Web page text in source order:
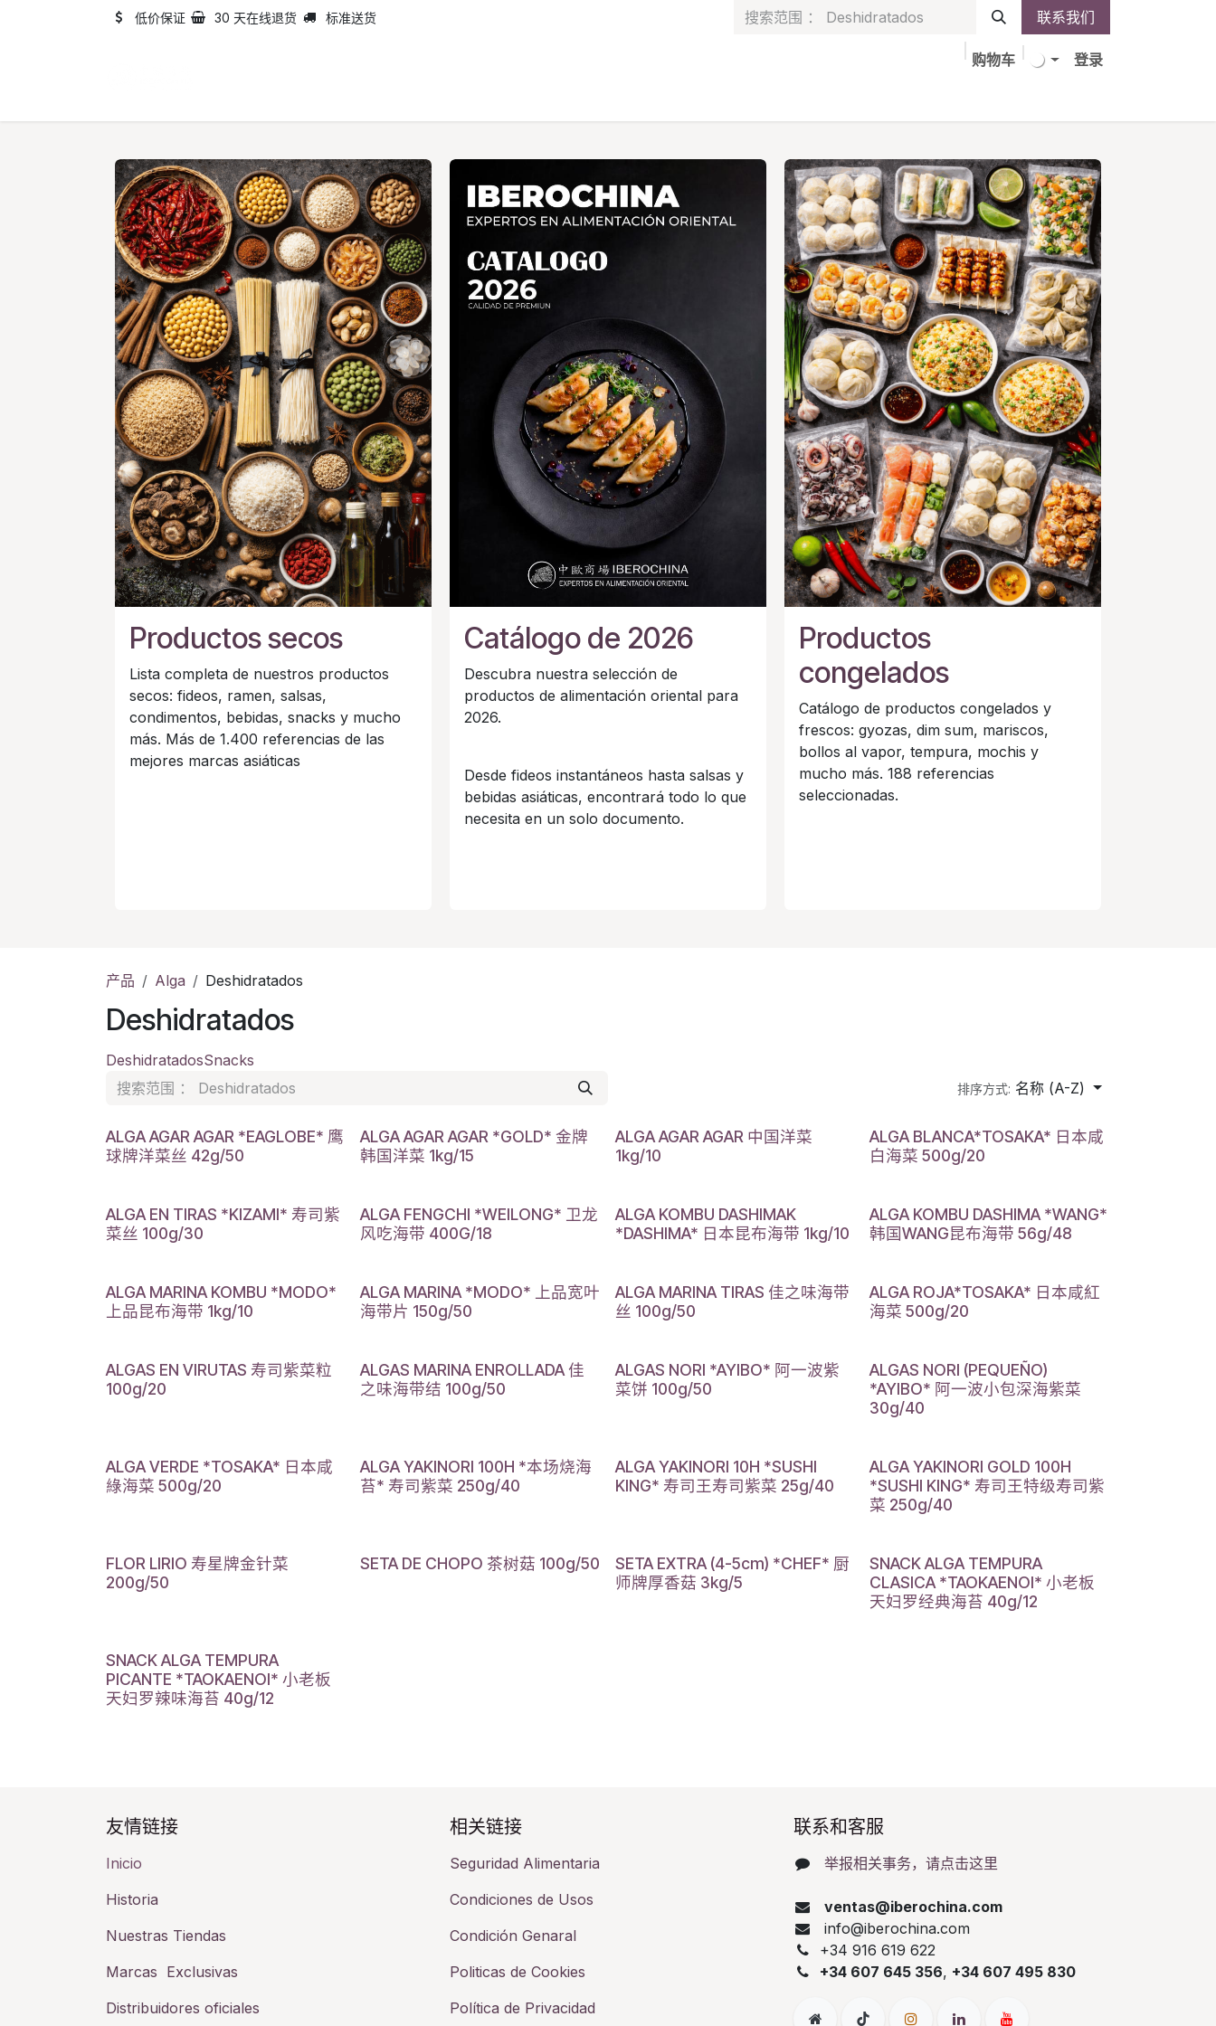
低价保证 30 天在线退货 标准送货 联系我们
购物车
登录
Productos
congelados
Catálogo de productos congelados y
frescos: gyozas, dim sum, mariscos,
bollos al vapor, tempura, mochis y
mucho más. 188 referencias
seleccionadas.
Catálogo de 2026
Descubra nuestra selección de
productos de alimentación oriental para
2026.
Desde fideos instantáneos hasta salsas y
bebidas asiáticas, encontrará todo lo que
necesita en un solo documento.
Productos secos
Lista completa de nuestros productos
secos: fideos, ramen, salsas,
condimentos, bebidas, snacks y mucho
más. Más de 1.400 referencias de las
mejores marcas asiáticas
产品 Alga Deshidratados
Deshidratados
DeshidratadosSnacks
排序方式: 名称 (A-Z)
ALGA AGAR AGAR *EAGLOBE* 鹰
球牌洋菜丝 42g/50
ALGA AGAR AGAR *GOLD* 金牌
韩国洋菜 1kg/15
ALGA AGAR AGAR 中国洋菜
1kg/10
ALGA BLANCA*TOSAKA* 日本咸
白海菜 500g/20
ALGA EN TIRAS *KIZAMI* 寿司紫
菜丝 100g/30
ALGA FENGCHI *WEILONG* 卫龙
风吃海带 400G/18
ALGA KOMBU DASHIMAK
*DASHIMA* 日本昆布海带 1kg/10
ALGA KOMBU DASHIMA *WANG*
韩国WANG昆布海带 56g/48
ALGA MARINA KOMBU *MODO*
上品昆布海带 1kg/10
ALGA MARINA *MODO* 上品宽叶
海带片 150g/50
ALGA MARINA TIRAS 佳之味海带
丝 100g/50
ALGA ROJA*TOSAKA* 日本咸紅
海菜 500g/20
ALGAS EN VIRUTAS 寿司紫菜粒
100g/20
ALGAS MARINA ENROLLADA 佳
之味海带结 100g/50
ALGAS NORI *AYIBO* 阿一波紫
菜饼 100g/50
ALGAS NORI (PEQUEÑO)
*AYIBO* 阿一波小包深海紫菜
30g/40
ALGA VERDE *TOSAKA* 日本咸
綠海菜 500g/20
ALGA YAKINORI 100H *本场烧海
苔* 寿司紫菜 250g/40
ALGA YAKINORI 10H *SUSHI
KING* 寿司王寿司紫菜 25g/40
ALGA YAKINORI GOLD 100H
*SUSHI KING* 寿司王特级寿司紫
菜 250g/40
FLOR LIRIO 寿星牌金针菜
200g/50
SETA DE CHOPO 茶树菇 100g/50
SETA EXTRA (4-5cm) *CHEF* 厨
师牌厚香菇 3kg/5
SNACK ALGA TEMPURA
CLASICA *TAOKAENOI* 小老板
天妇罗经典海苔 40g/12
SNACK ALGA TEMPURA
PICANTE *TAOKAENOI* 小老板
天妇罗辣味海苔 40g/12
友情链接​
Inicio
Historia​
Nuestras Tiendas
Marcas Exclusivas
Distribuidores oficiales
相关链接​
Seguridad Alimentaria
Condiciones de Usos
Condición Genaral
Politicas de Cookies
Política de Privacidad
联系和客服​
举报相关事务，请点击这里
ventas@iberochina.com
info@iberochina.com
+34 916 619 622
+34 607 645 356, +34 607 495 830